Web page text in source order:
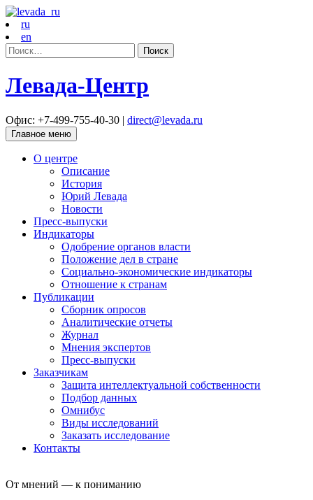
ru
en
Найти:
Левада-Центр
Офис: +7-499-755-40-30 | direct@levada.ru
Главное меню
О центре
Описание
История
Юрий Левада
Новости
Пресс-выпуски
Индикаторы
Одобрение органов власти
Положение дел в стране
Социально-экономические индикаторы
Отношение к странам
Публикации
Сборник опросов
Аналитические отчеты
Журнал
Мнения экспертов
Пресс-выпуски
Заказчикам
Защита интеллектуальной собственности
Подбор данных
Омнибус
Виды исследований
Заказать исследование
Контакты
От мнений — к пониманию